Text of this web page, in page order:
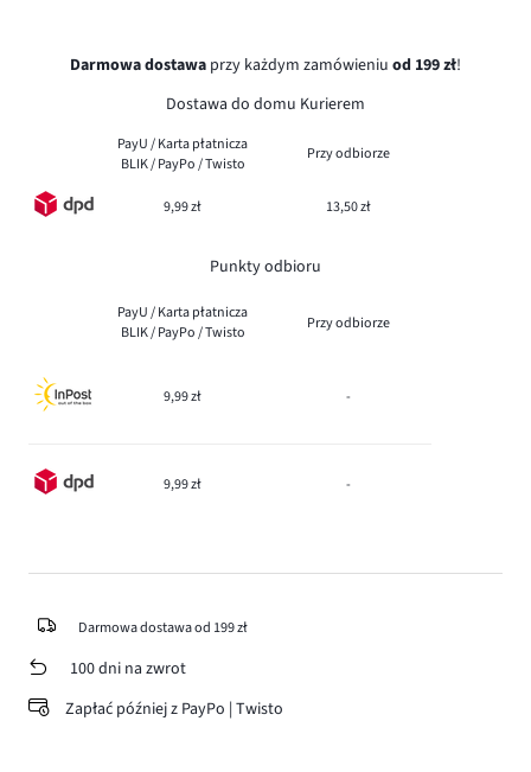
Darmowa dostawa przy każdym zamówieniu od 199 zł!
Dostawa do domu Kurierem
PayU / Karta płatnicza
BLIK / PayPo / Twisto
Przy odbiorze
9,99 zł 13,50 zł
Punkty odbioru
PayU / Karta płatnicza
BLIK / PayPo / Twisto
Przy odbiorze
9,99 zł -
9,99 zł -
Darmowa dostawa od 199 zł
100 dni na zwrot
Zapłać później z PayPo | Twisto